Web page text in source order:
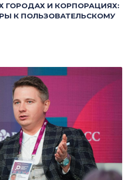
ГОРОДАХ И КОРПОРАЦИЯХ:
К ПОЛЬЗОВАТЕЛЬСКОМУ